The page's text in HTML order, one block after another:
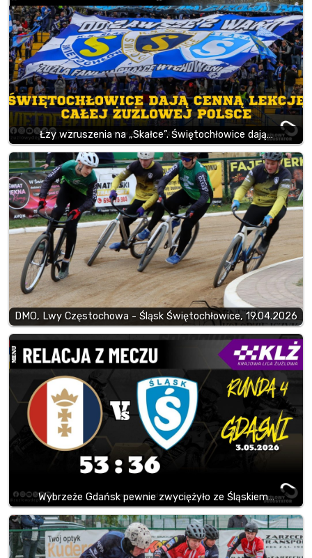
Łzy wzruszenia na „Skałce”. Świętochłowice dają…
DMO, Lwy Częstochowa - Śląsk Świętochłowice, 19.04.2026
Wybrzeże Gdańsk pewnie zwyciężyło ze Śląskiem…